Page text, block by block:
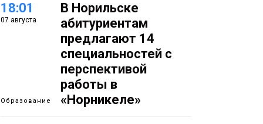
18:01
07 августа
Образование
В Норильске
абитуриентам
предлагают 14
специальностей с
перспективой
работы в
«Норникеле»